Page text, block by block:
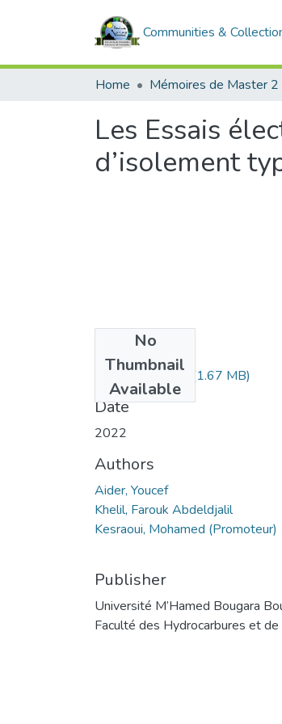
Communities &
Home Mémoires de Master 2
Les Essais
d’isolement
No
Thumbnail
Available
Aider, Youcef.pdf (1.67 MB)
Date
2022
Authors
Aider, Youcef
Khelil, Farouk Abdeldjalil
Kesraoui, Mohamed (Promoteur)
Publisher
Université M’Hamed Bougara
Faculté des Hydrocarbures et de